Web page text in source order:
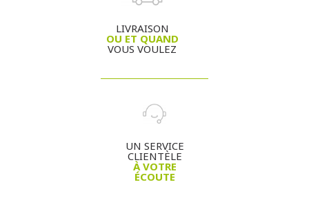
LIVRAISON
OU ET QUAND
VOUS VOULEZ
UN SERVICE
CLIENTÈLE
À VOTRE
ÉCOUTE